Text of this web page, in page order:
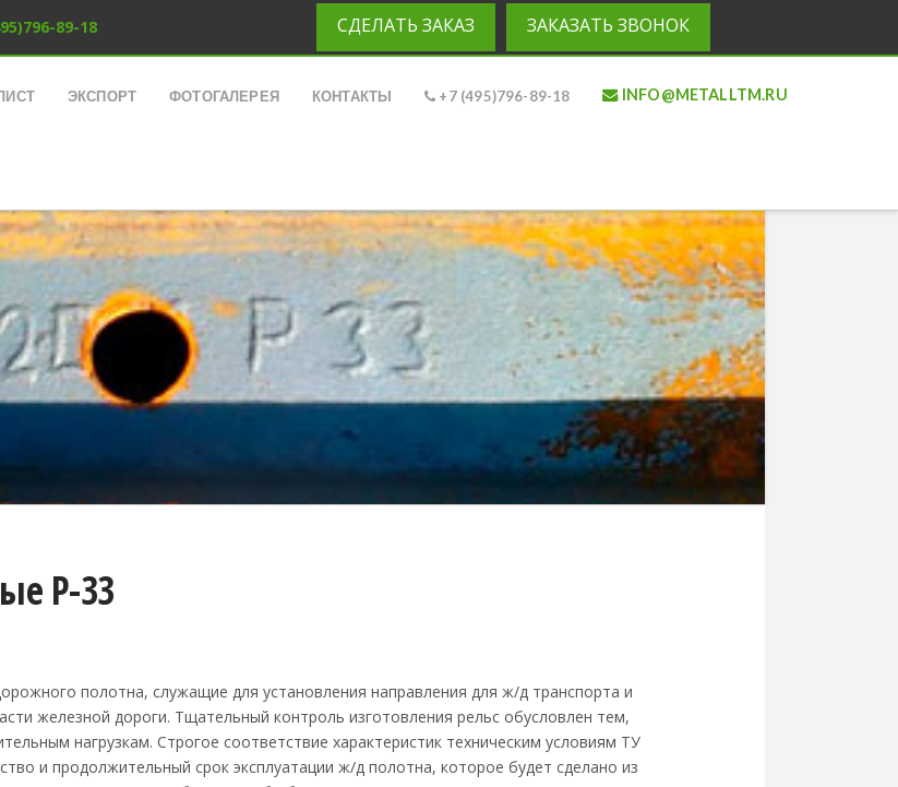
89-18 ЗАКАЗАТЬ ЗВОНОК
СДЕЛАТЬ ЗАКАЗ
ЭКСПОРТ ФОТОГАЛЕРЕЯ КОНТАКТЫ +7 (495)796-89-18 INFO@METALLTM.RU
Р-33
полотна, служащие для установления направления для ж/д транспорта и
железной дороги. Тщательный контроль изготовления рельс обусловлен тем,
нагрузкам. Строгое соответствие характеристик техническим условиям ТУ
и продолжительный срок эксплуатации ж/д полотна, которое будет сделано из